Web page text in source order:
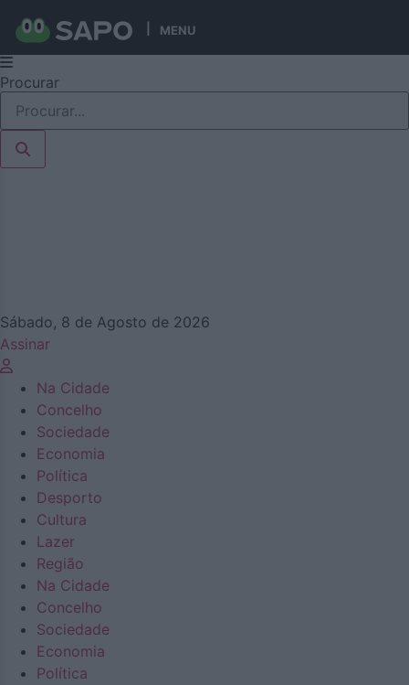
MENU
Pular
para
conteúdo
Procurar
Sábado, 8 de Agosto de 2026
Assinar
Na Cidade
Concelho
Sociedade
Economia
Política
Desporto
Cultura
Lazer
Região
Na Cidade
Concelho
Sociedade
Economia
Política